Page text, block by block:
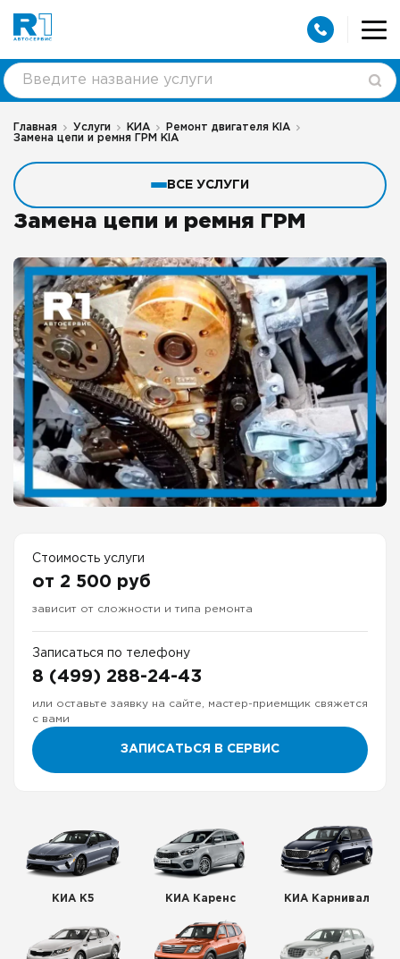
Главная Услуги КИА
Ремонт двигателя КIA
Замена цепи и ремня ГРМ KIA
ВСЕ УСЛУГИ
Замена цепи и ремня ГРМ
Стоимость услуги
от 2 500 руб
зависит от сложности и типа ремонта
Записаться по телефону
8 (499) 288-24-43
или оставьте заявку на сайте, мастер-приемщик свяжется
с вами
ЗАПИСАТЬСЯ В СЕРВИС
КИА К5 КИА Каренс КИА Карнивал